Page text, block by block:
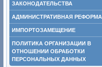
ЗАКОНОДАТЕЛЬСТВА
АДМИНИСТРАТИВНАЯ РЕФОРМА
ИМПОРТОЗАМЕЩЕНИЕ
ПОЛИТИКА ОРГАНИЗАЦИИ В
ОТНОШЕНИИ ОБРАБОТКИ
ПЕРСОНАЛЬНЫХ ДАННЫХ